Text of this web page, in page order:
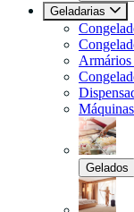
Geladarias
Armários
Gelados